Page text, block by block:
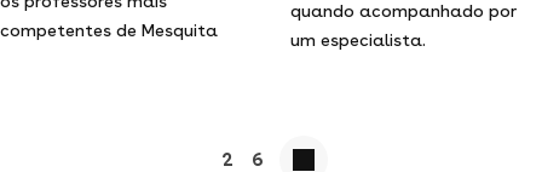
competentes de Mesquita
quando acompanhado por
um especialista.
2 6